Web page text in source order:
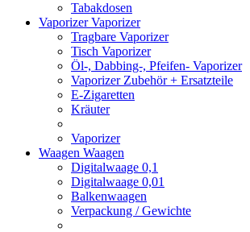
Tabakdosen
VaporizerVaporizer
Tragbare Vaporizer
Tisch Vaporizer
Öl-, Dabbing-, Pfeifen- Vaporizer
Vaporizer Zubehör + Ersatzteile
E-Zigaretten
Kräuter
Vaporizer
Waagen Waagen
Digitalwaage 0,1
Digitalwaage 0,01
Balkenwaagen
Verpackung / Gewichte